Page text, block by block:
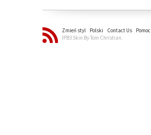
Zmień styl Polski Contact Us
Pomoc
IPB3 Skin By Tom Christian.